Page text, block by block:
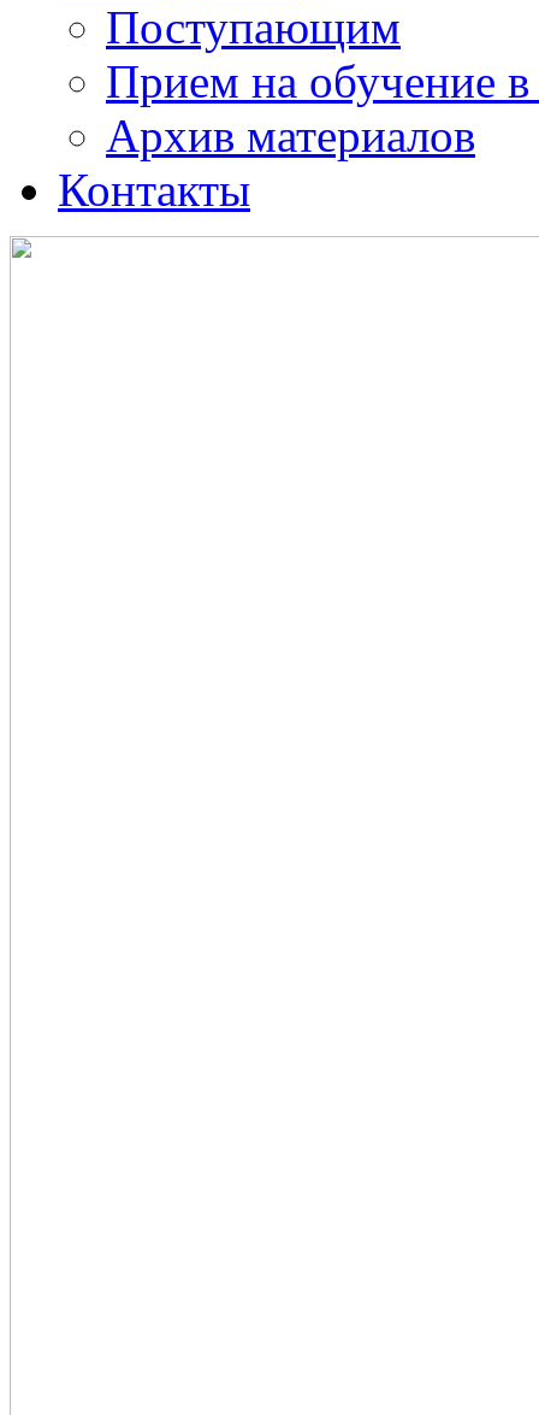
Поступающим
Прием на обучение в
Архив материалов
Контакты